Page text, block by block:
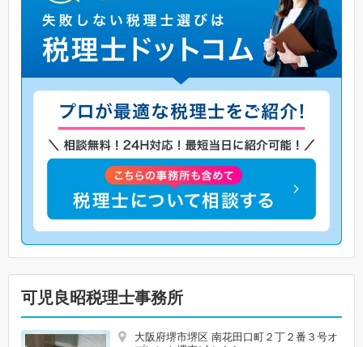
可児良昭税理士事務所
大阪府堺市堺区 南花田口町２丁２番３号オ